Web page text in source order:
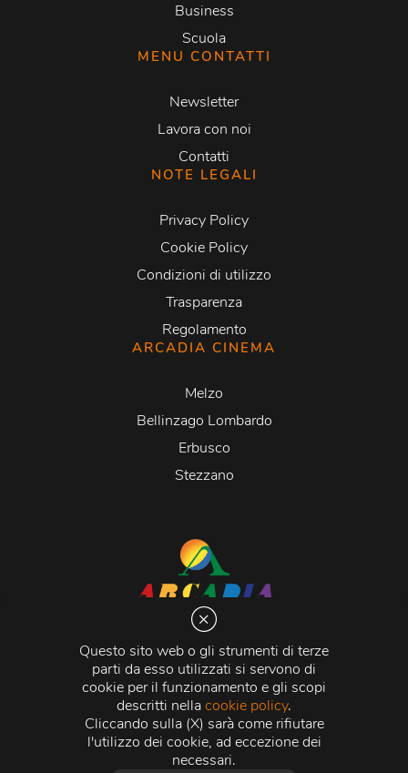
Questo sito web o gli strumenti di terze
parti da esso utilizzati si servono di
cookie per il funzionamento e gli scopi
descritti nellacookie policy.
Cliccando sulla (X) sarà come rifiutare
l'utilizzo dei cookie, ad eccezione dei
necessari.
Business
Scuola
MENU CONTATTI
Newsletter
Lavora con noi
Contatti
NOTE LEGALI
Privacy Policy
Cookie Policy
Condizioni di utilizzo
Trasparenza
Regolamento
ARCADIA CINEMA
Melzo
Bellinzago Lombardo
Erbusco
Stezzano
Via Martiri della Libertà 20066 Melzo (MI)
C.C.I.A.A. - R.E.A di Milano n. 1427910
Registro delle Imprese di Milano n. 338392 -
Fiscale e Partita Iva11015840157 | Capitale Sociale
500.000,00 i.v.
Credits:Crea Informatica S.r.l. 2026 © Tutti i diritti
riservati.